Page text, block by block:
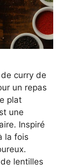
curry de
un repas
plat
une
Inspiré
la fois
lentilles